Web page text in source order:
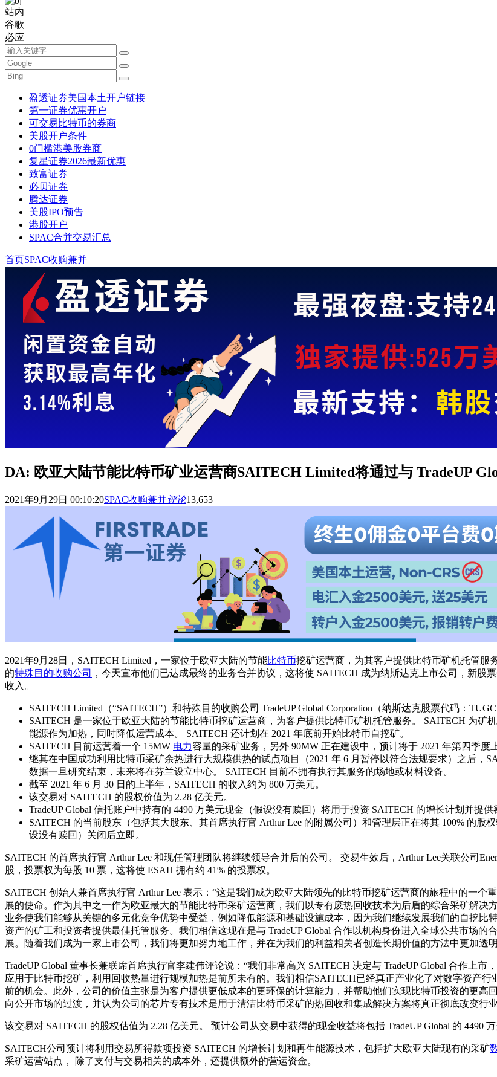
站内
谷歌
必应
盈透证券美国本土开户链接
第一证券优惠开户
可交易比特币的券商
美股开户条件
0门槛港美股券商
复星证券2026最新优惠
致富证券
必贝证券
腾达证券
美股IPO预告
港股开户
SPAC合并交易汇总
首页SPAC收购兼并
DA: 欧亚大陆节能比特币矿业运营商SAITECH Limited将通过与 TradeUP
2021年9月29日 00:10:20SPAC收购兼并评论13,653
2021年9月28日，SAITECH Limited，一家位于欧亚大陆的节能比特币挖矿运营商，为其客户提供比特币矿机托管服
的特殊目的收购公司
，今天宣布他们已达成最终的业务合并协议，这将使 SAITECH 成为纳斯达克上市公司，新股
收入。
SAITECH Limited（“SAITECH”）和特殊目的收购公司 TradeUP Global Corporation（纳斯达克股票代码：
SAITECH 是一家位于欧亚大陆的节能比特币挖矿运营商，为客户提供比特币矿机托管服务。 SAITECH 为
能源作为加热，同时降低运营成本。 SAITECH 还计划在 2021 年底前开始比特币自挖矿。
SAITECH 目前运营着一个 15MW 电力容量的采矿业务，另外 90MW 正在建设中，预计将于 2021 年第四季度
继其在中国成功利用比特币采矿余热进行大规模供热的试点项目（2021 年 6 月暂停以符合法规要求）之后，
数据一旦研究结束，未来将在芬兰设立中心。 SAITECH 目前不拥有执行其服务的场地或材料设备。
截至 2021 年 6 月 30 日的上半年，SAITECH 的收入约为 800 万美元。
该交易对 SAITECH 的股权价值为 2.28 亿美元。
TradeUP Global 信托账户中持有的 4490 万美元现金（假设没有赎回）将用于投资 SAITECH 的增长计划并提供
SAITECH 的当前股东（包括其大股东、其首席执行官 Arthur Lee 的附属公司）和管理层正在将其 100% 的股
设没有赎回）关闭后立即。
SAITECH 的首席执行官 Arthur Lee 和现任管理团队将继续领导合并后的公司。 交易生效后，Arthur Lee关联公司
股，投票权为每股 10 票，这将使 ESAH 拥有约 41% 的投票权。
SAITECH 创始人兼首席执行官 Arthur Lee 表示：“这是我们成为欧亚大陆领先的比特币挖矿运营商的旅程中的一
展的使命。作为其中之一作为欧亚最大的节能比特币采矿运营商，我们以专有废热回收技术为后盾的综合采矿解
业务使我们能够从关键的多元化竞争优势中受益，例如降低能源和基础设施成本，因为我们继续发展我们的自挖
资产的矿工和投资者提供最佳托管服务。我们相信这现在是与 TradeUP Global 合作以机构身份进入全球公共市场
展。随着我们成为一家上市公司，我们将更加努力地工作，并在为我们的利益相关者创造长期价值的方法中更加透
TradeUP Global 董事长兼联席首席执行官李建伟评论说：“我们非常高兴 SAITECH 决定与 TradeUP Global 合作上
应用于比特币挖矿，利用回收热量进行规模加热是前所未有的。我们相信SAITECH已经真正产业化了对数字资产
前的机会。此外，公司的价值主张是为客户提供更低成本的更环保的计算能力，并帮助他们实现比特币投资的更高
向公开市场的过渡，并认为公司的芯片专有技术是用于清洁比特币采矿的热回收和集成解决方案将真正彻底改变行
该交易对 SAITECH 的股权估值为 2.28 亿美元。 预计公司从交易中获得的现金收益将包括 TradeUP Global 的 4490
SAITECH公司预计将利用交易所得款项投资 SAITECH 的增长计划和再生能源技术，包括扩大欧亚大陆现有的采矿
采矿运营站点， 除了支付与交易相关的成本外，还提供额外的营运资金。